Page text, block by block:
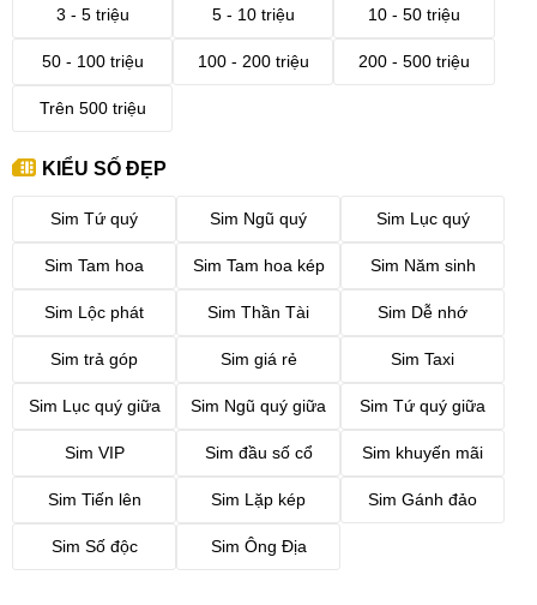
3 - 5 triệu 5 - 10 triệu 10 - 50 triệu
50 - 100 triệu 100 - 200 triệu 200 - 500 triệu
Trên 500 triệu
KIỂU SỐ ĐẸP
Sim Tứ quý Sim Ngũ quý Sim Lục quý
Sim Tam hoa Sim Tam hoa kép Sim Năm sinh
Sim Lộc phát Sim Thần Tài Sim Dễ nhớ
Sim trả góp Sim giá rẻ Sim Taxi
Sim Lục quý giữa Sim Ngũ quý giữa Sim Tứ quý giữa
Sim VIP Sim đầu số cổ Sim khuyến mãi
Sim Tiến lên Sim Lặp kép Sim Gánh đảo
Sim Số độc Sim Ông Địa